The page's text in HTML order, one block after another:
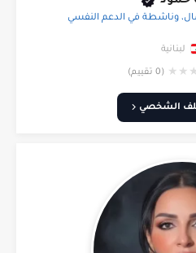
وناشطة في الدعم النفسي
لبنانية
★
★
★ (0 تقييم)
الشخصي